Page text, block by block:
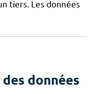
tiers. Les données
données